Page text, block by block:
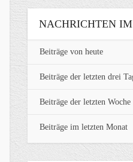
NACHRICHTEN
Beiträge von heute
Beiträge der letzten drei
Beiträge der letzten Woche
Beiträge im letzten Monat